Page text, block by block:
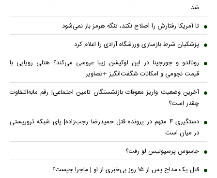
شد
تا آمریکا رفتارش را اصلاح نکند، تنگه هرمز باز نمی‌شود
پزشکیان شرط بازسازی ورزشگاه آزادی را اعلام کرد
رونالدو و جورجینا در این لوکیشن زیبا عروسی می‌کند؟ هتلی رویایی با
قیمت نجومی و امکانات شگفت‌انگیز +تصاویر
آخرین وضعیت واریز معوقات بازنشستگان تامین اجتماعی| رقم مابه‌التفاوت
چقدر است؟
دستگیری ۴ متهم در پرونده قتل حمیدرضا رجب‌زاده| پای شبکه تروریستی
در میان است
جاسوس پرسپولیس لو رفت؟
قتل یک مداح پس از ۱۵ روز بی‌خبری از او | ماجرا چیست؟